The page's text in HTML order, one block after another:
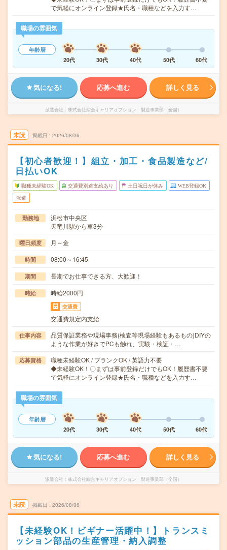
で気軽にオンライン登録★氏名・職種などを入力す…
職場の雰囲気
年齢層
20代
30代 40代 50代 60代
気になる! 応募へ進む 詳しく見る
派遣会社 株式会社綜合キャリアオプション 製造事業部（全国）
未読 掲載日 2026/08/06
【初心者歓迎！】組立・加工・食品製造など/
日払いOK
職種未経験OK 交通費別途支給あり 土日祝日が休み WEB登録OK
派遣
勤務地
浜松市中央区
天竜川駅から車3分
曜日頻度 月～金
時間 08:00～16:45
期間 長期でお仕事できる方、大歓迎！
時給 時給2000円
交通費
交通費規定内支給
仕事内容
品質保証業務や現場事務(検査等現場経験もあるもの)DIYの
ような作業が好きでPCも触れ、実験・検証・…
応募資格
職種未経験OK / ブランクOK / 英語力不要
◆未経験OK！〇まずは事前登録だけでもOK！履歴書不要
で気軽にオンライン登録★氏名・職種などを入力す…
職場の雰囲気
年齢層
20代
30代 40代 50代 60代
気になる! 応募へ進む 詳しく見る
派遣会社 株式会社綜合キャリアオプション 製造事業部（全国）
未読 掲載日 2026/08/06
【未経験OK！ビギナー活躍中！】トランスミ
ッション部品の生産管理・納入調整